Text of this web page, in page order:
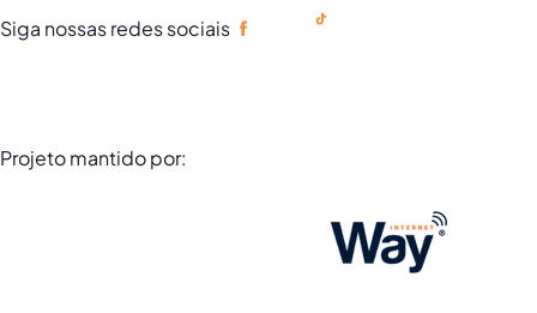
Siga nossas redes sociais
Projeto mantido por: